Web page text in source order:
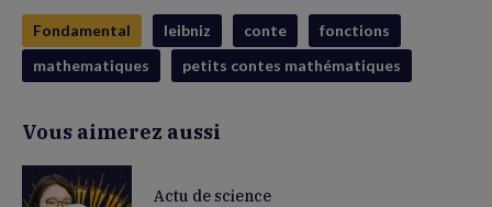
Fondamental leibniz conte
fonctions
mathematiques
petits contes mathématiques
Vous aimerez aussi
Actu de science